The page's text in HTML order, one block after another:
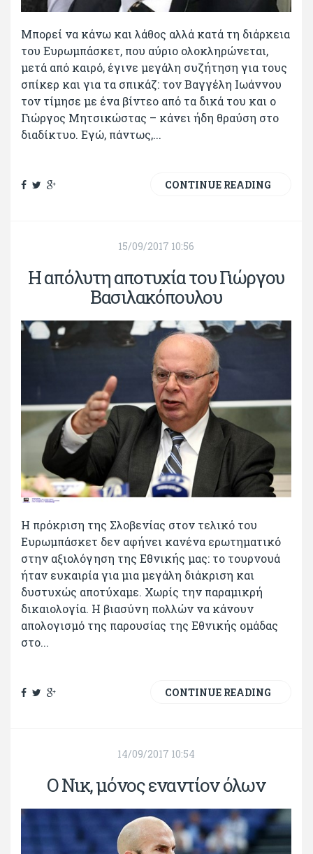
Μπορεί να κάνω και λάθος αλλά κατά τη διάρκεια
του Ευρωμπάσκετ, που αύριο ολοκληρώνεται,
μετά από καιρό, έγινε μεγάλη συζήτηση για τους
σπίκερ και για τα σπικάζ: τον Βαγγέλη Ιωάννου
τον τίμησε με ένα βίντεο από τα δικά του και ο
Γιώργος Μητσικώστας – κάνει ήδη θραύση στο
διαδίκτυο. Εγώ, πάντως,...
CONTINUE READING
15/09/2017 10:56
Η απόλυτη αποτυχία του Γιώργου
Βασιλακόπουλου
Η πρόκριση της Σλοβενίας στον τελικό του
Ευρωμπάσκετ δεν αφήνει κανένα ερωτηματικό
στην αξιολόγηση της Εθνικής μας: το τουρνουά
ήταν ευκαιρία για μια μεγάλη διάκριση και
δυστυχώς αποτύχαμε. Χωρίς την παραμικρή
δικαιολογία. Η βιασύνη πολλών να κάνουν
απολογισμό της παρουσίας της Εθνικής ομάδας
στο...
CONTINUE READING
14/09/2017 10:54
Ο Νικ, μόνος εναντίον όλων